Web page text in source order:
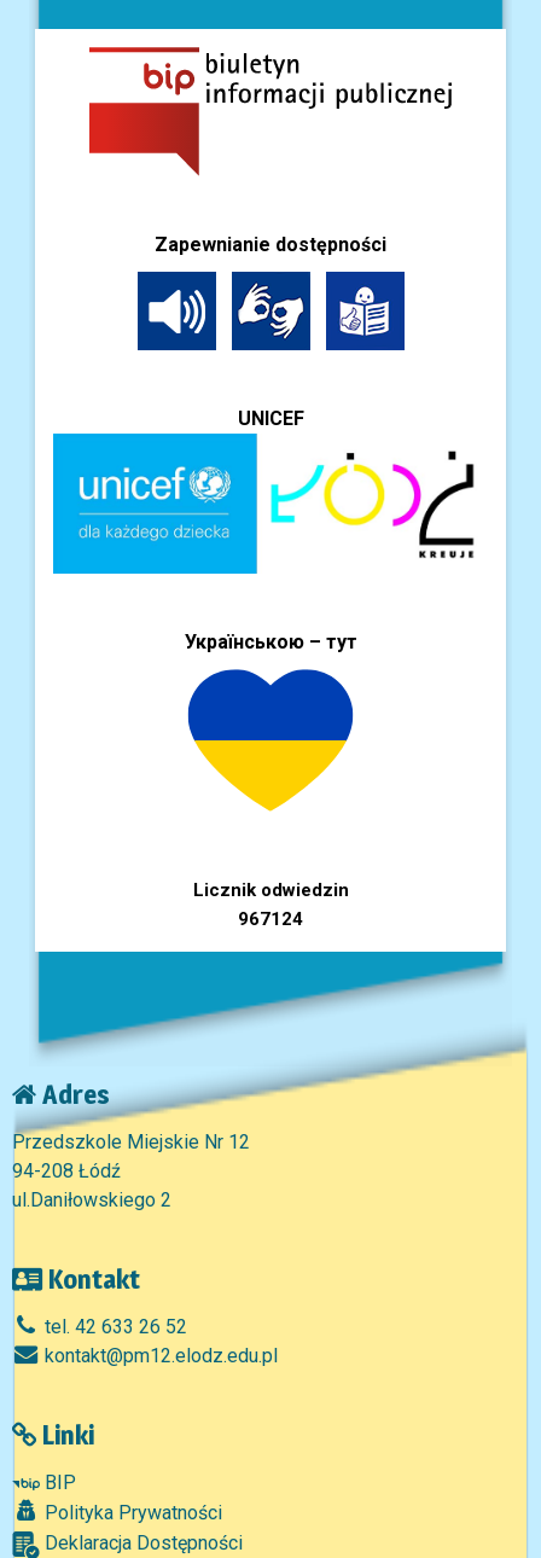
Zapewnianie dostępności
UNICEF
Українською – тут
Licznik odwiedzin
967124
Adres
Przedszkole Miejskie Nr 12
94-208 Łódź
ul.Daniłowskiego 2
Kontakt
tel. 42 633 26 52
kontakt@pm12.elodz.edu.pl
Linki
BIP
Polityka Prywatności
Deklaracja Dostępności